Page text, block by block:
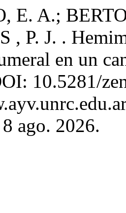
E. A.;
, P. J. .
en un
10.5281/
ago. 2026.